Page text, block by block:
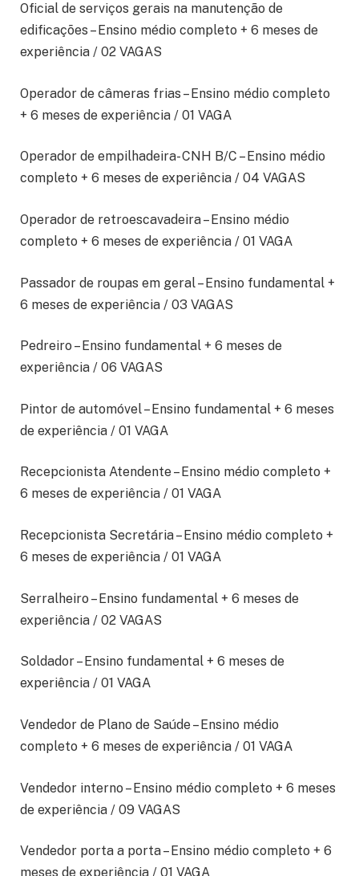
Oficial de serviços gerais na manutenção de
edificações – Ensino médio completo + 6 meses de
experiência / 02 VAGAS
Operador de câmeras frias – Ensino médio completo
+ 6 meses de experiência / 01 VAGA
Operador de empilhadeira- CNH B/C – Ensino médio
completo + 6 meses de experiência / 04 VAGAS
Operador de retroescavadeira – Ensino médio
completo + 6 meses de experiência / 01 VAGA
Passador de roupas em geral – Ensino fundamental +
6 meses de experiência / 03 VAGAS
Pedreiro – Ensino fundamental + 6 meses de
experiência / 06 VAGAS
Pintor de automóvel – Ensino fundamental + 6 meses
de experiência / 01 VAGA
Recepcionista Atendente – Ensino médio completo +
6 meses de experiência / 01 VAGA
Recepcionista Secretária – Ensino médio completo +
6 meses de experiência / 01 VAGA
Serralheiro – Ensino fundamental + 6 meses de
experiência / 02 VAGAS
Soldador – Ensino fundamental + 6 meses de
experiência / 01 VAGA
Vendedor de Plano de Saúde – Ensino médio
completo + 6 meses de experiência / 01 VAGA
Vendedor interno – Ensino médio completo + 6 meses
de experiência / 09 VAGAS
Vendedor porta a porta – Ensino médio completo + 6
meses de experiência / 01 VAGA